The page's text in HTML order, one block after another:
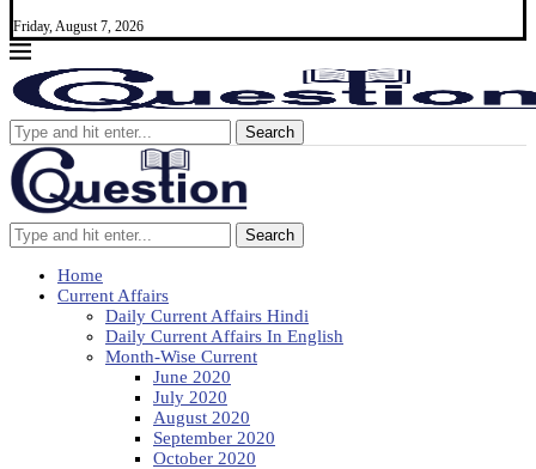
Friday, August 7, 2026
Search
Search
Home
Current Affairs
Daily Current Affairs Hindi
Daily Current Affairs In English
Month-Wise Current
June 2020
July 2020
August 2020
September 2020
October 2020